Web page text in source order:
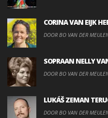
CORINA VAN EIJK
DOOR BO VAN DER
SOPRAAN NELLY
DOOR BO VAN DER
LUKÁŠ ZEMAN
DOOR BO VAN DER